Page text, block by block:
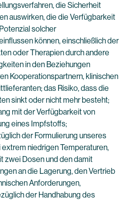
die Sicherheit
auswirken, die die Verfügbarkeit
solcher
können, einschließlich der
oder Therapien durch andere
in den Beziehungen
Kooperationspartnern, klinischen
das Risiko, dass die
sinkt oder nicht mehr besteht;
mit der Verfügbarkeit von
eines Impfstoffs;
der Formulierung unseres
niedrigen Temperaturen,
zwei Dosen und den damit
an die Lagerung, den Vertrieb
Anforderungen,
der Handhabung des